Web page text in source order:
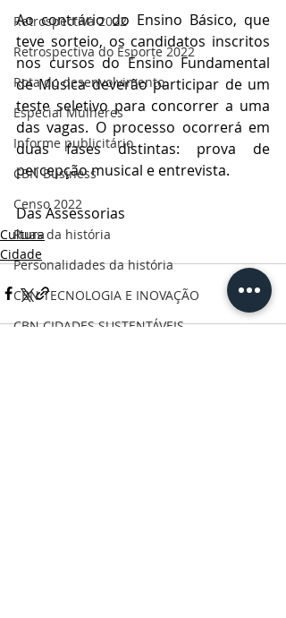
Retrospectiva 2022
Retrospectiva do Esporte 2022
Rota do desenvolvimento
Especial Mulheres
Informe publicitário
CBN Business
Censo 2022
Ruas da história
Personalidades da história
CBN TECNOLOGIA E INOVAÇÃO
CBN CIDADES SUSTENTÁVEIS
Ao contrário do Ensino Básico, que
teve sorteio, os candidatos inscritos
nos cursos do Ensino Fundamental
de Música deverão participar de um
teste seletivo para concorrer a uma
das vagas. O processo ocorrerá em
duas fases distintas: prova de
percepção musical e entrevista.
Das Assessorias
Cultura
Cidade